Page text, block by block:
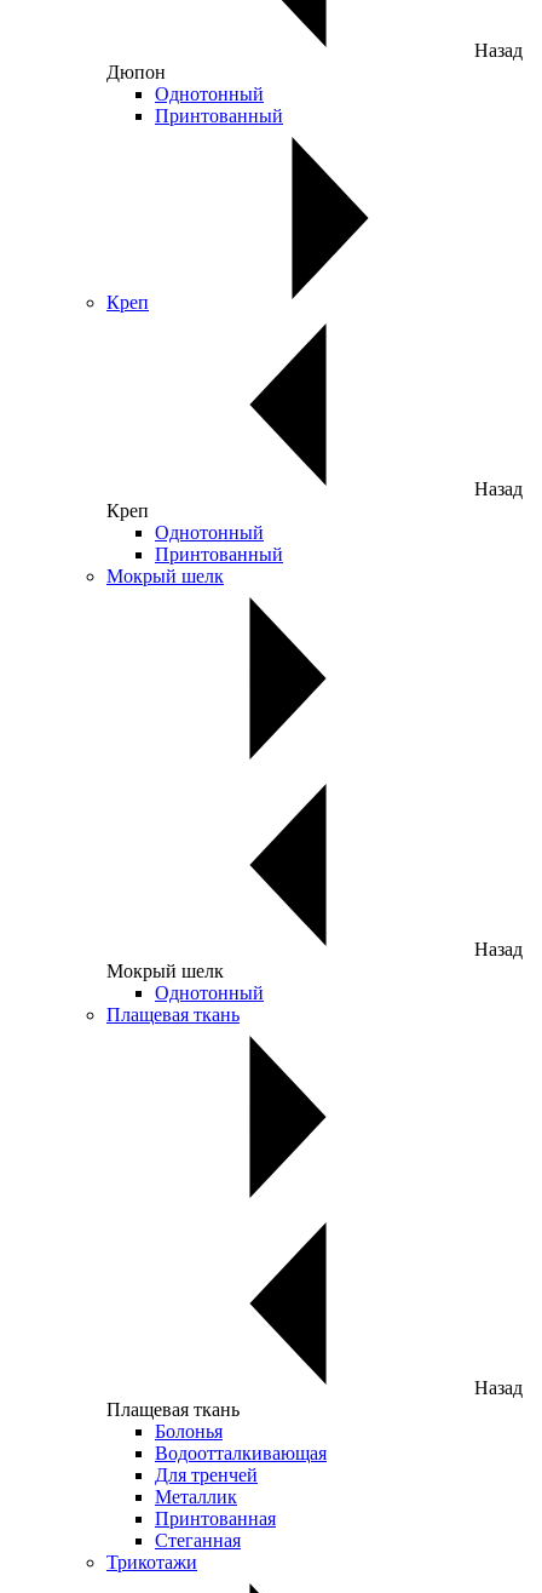
Назад
Дюпон
Однотонный
Принтованный
Креп
Назад
Креп
Однотонный
Принтованный
Мокрый шелк
Назад
Мокрый шелк
Однотонный
Плащевая ткань
Назад
Плащевая ткань
Болонья
Водоотталкивающая
Для тренчей
Металлик
Принтованная
Стеганная
Трикотажи